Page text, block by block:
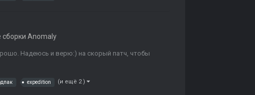
сборки Anomaly
Надеюсь и верю:) на скорый патч, чтобы
expedition (и ещё 2 )